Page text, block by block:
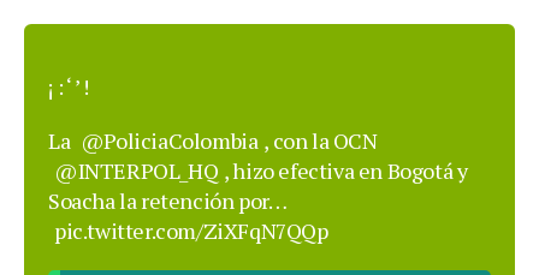
¡ : ‘ ’ !
La @PoliciaColombia , con la OCN
@INTERPOL_HQ , hizo efectiva en Bogotá y
Soacha la retención por…
pic.twitter.com/ZiXFqN7QQp